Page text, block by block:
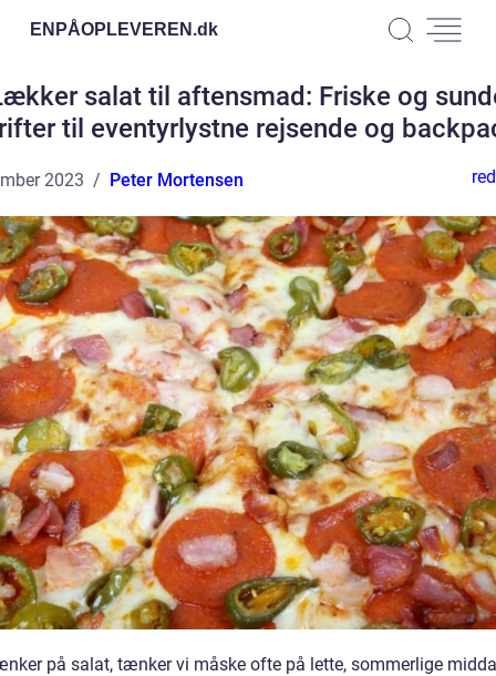
ENPÅOPLEVEREN.dk
salat til aftensmad: Friske og
til eventyrlystne rejsende og
2023 Peter Mortensen
på salat, tænker vi måske ofte på lette, sommerlige